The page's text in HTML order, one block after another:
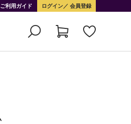
ご利用ガイド ログイン 会員登録